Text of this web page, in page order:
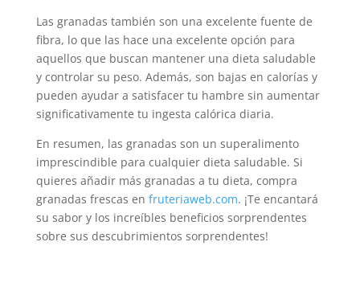
Las granadas también son una excelente fuente de
fibra, lo que las hace una excelente opción para
aquellos que buscan mantener una dieta saludable
y controlar su peso. Además, son bajas en calorías y
pueden ayudar a satisfacer tu hambre sin aumentar
significativamente tu ingesta calórica diaria.
En resumen, las granadas son un superalimento
imprescindible para cualquier dieta saludable. Si
quieres añadir más granadas a tu dieta, compra
granadas frescas en fruteriaweb.com. ¡Te encantará
su sabor y los increíbles beneficios sorprendentes
sobre sus descubrimientos sorprendentes!